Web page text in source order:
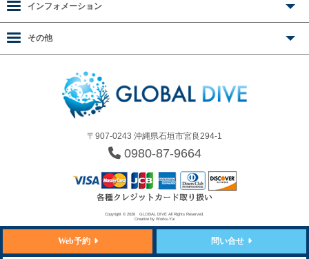
〒907-0243 沖縄県石垣市宮良294-1
0980-87-9664
インフォメーション
その他
Copyright © 2026 GLOBAL DIVE All Rights Reserved.
Creative by Works-Yui
Web予約 問い合せ